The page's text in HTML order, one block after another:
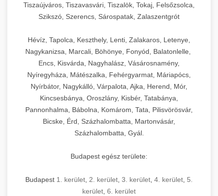
Tiszaújváros, Tiszavasvári, Tiszalök, Tokaj, Felsőzsolca,
Szikszó, Szerencs, Sárospatak, Zalaszentgrót
Hévíz, Tapolca, Keszthely, Lenti, Zalakaros, Letenye,
Nagykanizsa, Marcali, Böhönye, Fonyód, Balatonlelle,
Encs, Kisvárda, Nagyhalász, Vásárosnamény,
Nyíregyháza, Mátészalka, Fehérgyarmat, Máriapócs,
Nyírbátor, Nagykálló, Várpalota, Ajka, Herend, Mór,
Kincsesbánya, Oroszlány, Kisbér, Tatabánya,
Pannonhalma, Bábolna, Komárom, Tata, Pilisvörösvár,
Bicske, Érd, Százhalombatta, Martonvásár,
Százhalombatta, Gyál.
Budapest egész területe:
Budapest 1. kerület, 2. kerület, 3. kerület, 4. kerület, 5.
kerület, 6. kerület